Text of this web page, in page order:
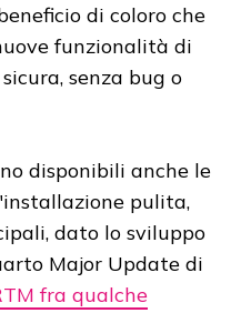
di coloro che
funzionalità di
senza bug o
disponibili anche le
pulita,
dato lo sviluppo
Major Update di
fra qualche